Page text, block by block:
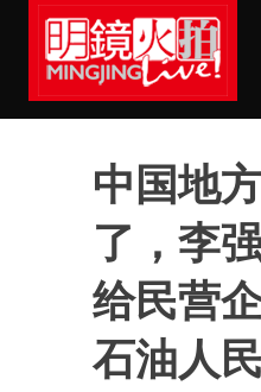
Skip to
中国地
了，李
给民营
石油人